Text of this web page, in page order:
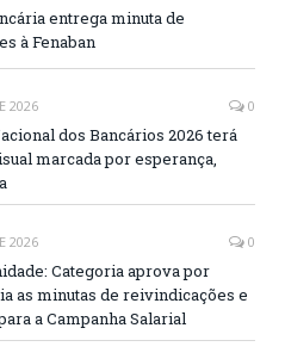
entrega minuta de
à Fenaban
2026 0
dos Bancários 2026 terá
marcada por esperança,
2026 0
Categoria aprova por
as minutas de reivindicações e
a Campanha Salarial